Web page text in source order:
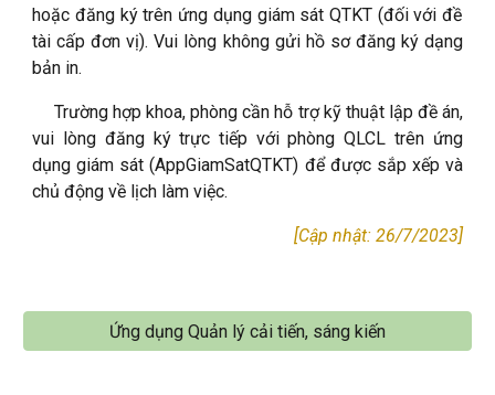
hoặc đăng ký trên ứng dụng giám sát QTKT (đối với đề
tài cấp đơn vị). Vui lòng không gửi hồ sơ đăng ký dạng
bản in.
Trường hợp khoa, phòng cần hỗ trợ kỹ thuật lập đề án,
vui lòng đăng ký trực tiếp với phòng QLCL trên ứng
dụng giám sát (AppGiamSatQTKT) để được sắp xếp và
chủ động về lịch làm việc.
[Cập nhật: 26/7/2023]
Ứng dụng Quản lý cải tiến, sáng kiến